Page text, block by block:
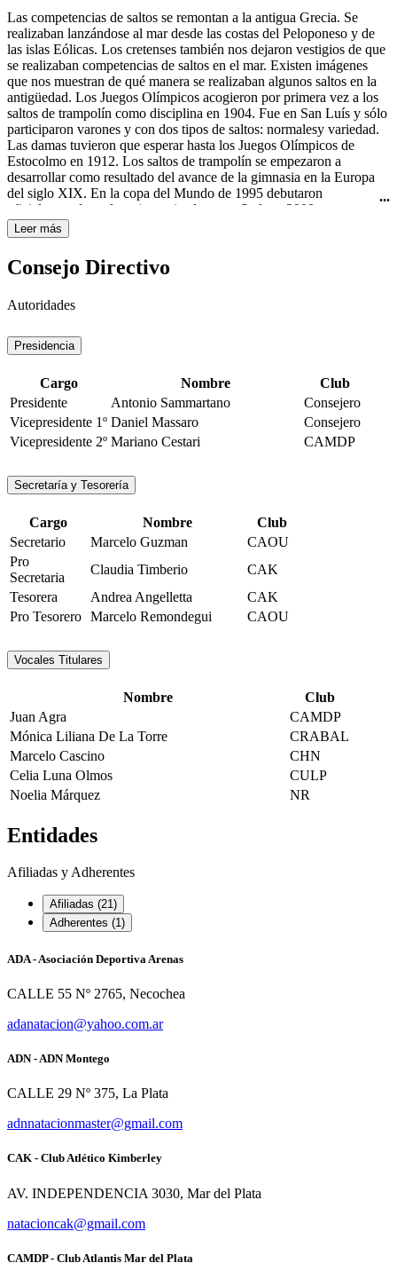
Mermaids" ("Las Sirenas Modernas"), para Feria Mundial en
Chicago, el cual el presentador lo anunció como "natación
sincronizada". Ésta fue la primera mención a este término, aunque
Curtis todavía usaba el nombre "rhythmic swimming" (natación
rítmica) en su libro Rhythmic Swimming: A Source Book of
Synchronized Swimming and Water Pageantry (Minneapolis:
Burgess Publishing Co., 1936). A pesar de esto, fue en Estados
Unidos de América donde obtuvo mayor importancia y
trascendencia con las películas de Esther Williams, famosa actriz de
Hollywood y nadadora. A ella se le atribuye ser la gran impulsora de
este deporte, por haberlo hecho famoso en sus películas de los años
40 y 50 del siglo XX, haciéndolo llegar a todo el mundo. La
Juegos Olímpicos de Los Ángeles en 1984.
Las competencias de saltos se remontan a la antigua Grecia. Se
realizaban lanzándose al mar desde las costas del Peloponeso y de
las islas Eólicas. Los cretenses también nos dejaron vestigios de que
se realizaban competencias de saltos en el mar. Existen imágenes
que nos muestran de qué manera se realizaban algunos saltos en la
antigüedad. Los Juegos Olímpicos acogieron por primera vez a los
saltos de trampolín como disciplina en 1904. Fue en San Luís y sólo
participaron varones y con dos tipos de saltos: normalesy variedad.
Las damas tuvieron que esperar hasta los Juegos Olímpicos de
Estocolmo en 1912. Los saltos de trampolín se empezaron a
desarrollar como resultado del avance de la gimnasia en la Europa
del siglo XIX. En la copa del Mundo de 1995 debutaron
oficialmente los saltos sincronizados y en Sydney 2000 se
estrenaron como disciplina olímpica.
Leer más
Consejo Directivo
Autoridades
Presidencia
Cargo Nombre
Club
Presidente
Antonio Sammartano
Consejero
Vicepresidente 1º Daniel Massaro
Consejero
Vicepresidente 2º Mariano Cestari CAMDP
Secretaría y Tesorería
Cargo Nombre
Club
Secretario
Marcelo Guzman
CAOU
Pro
Secretaria
Claudia Timberio
CAK
Tesorera
Andrea Angelletta
CAK
Pro Tesorero Marcelo Remondegui CAOU
Vocales Titulares
Nombre
Club
Juan Agra
CAMDP
Mónica Liliana De La Torre
CRABAL
Marcelo Cascino
CHN
Celia Luna Olmos
CULP
Noelia Márquez
NR
Entidades
Afiliadas y Adherentes
Afiliadas (21)
Adherentes (1)
ADA - Asociación Deportiva Arenas
CALLE 55 Nº 2765, Necochea
adanatacion@yahoo.com.ar
ADN - ADN Montego
CALLE 29 Nº 375, La Plata
adnnatacionmaster@gmail.com
CAK - Club Atlético Kimberley
AV. INDEPENDENCIA 3030, Mar del Plata
natacioncak@gmail.com
CAMDP - Club Atlantis Mar del Plata